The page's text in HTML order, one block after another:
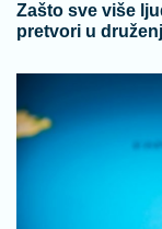
Zašto sve više
pretvori u